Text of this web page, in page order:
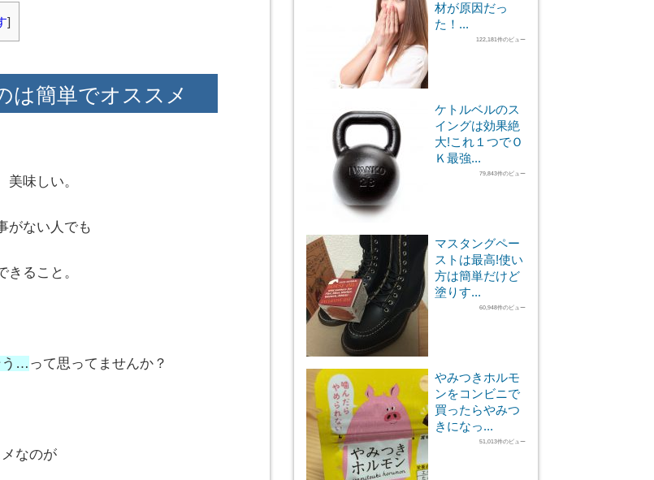
]
は簡単でオススメ
味しい。
がない人でも
ること。
う… って思ってませんか？
なのが
材が原因だっ
た！...
122,181件のビュー
ケトルベルのス
イングは効果絶
大!これ１つでＯ
Ｋ最強...
79,843件のビュー
マスタングペー
ストは最高!使い
方は簡単だけど
塗りす...
60,948件のビュー
やみつきホルモ
ンをコンビニで
買ったらやみつ
きになっ...
51,013件のビュー